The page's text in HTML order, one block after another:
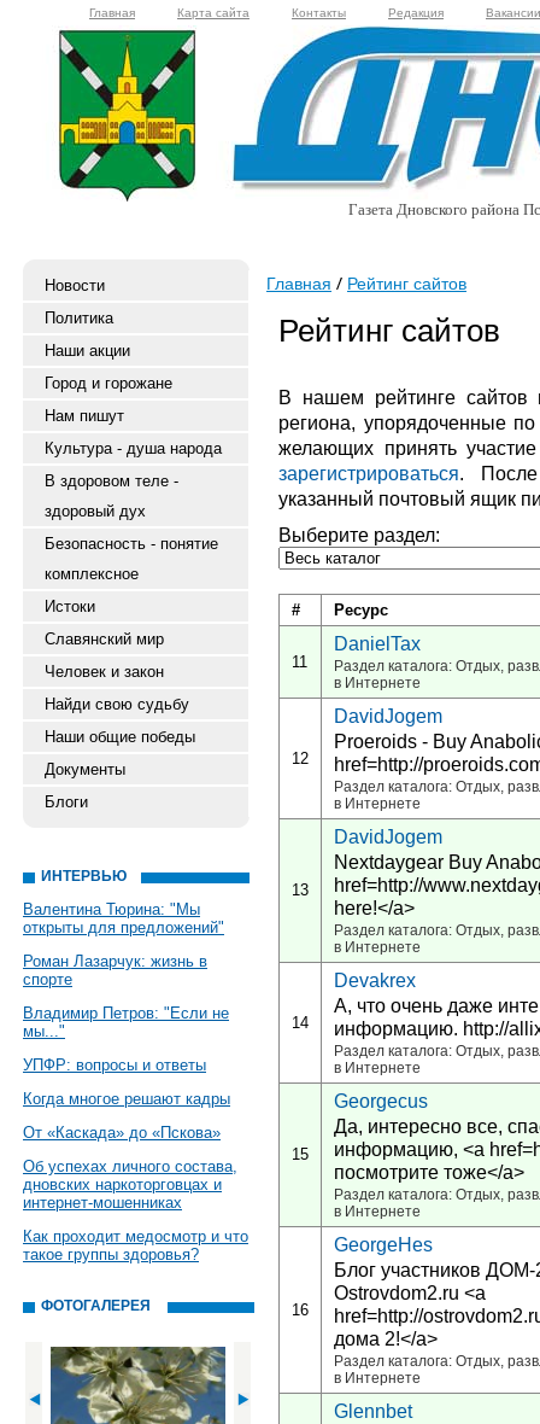
Главная Карта сайта Контакты Редакция Вакансии
Газета Дновского района
Новости
Политика
Наши акции
Город и горожане
Нам пишут
Культура - душа народа
В здоровом теле -
здоровый дух
Безопасность - понятие
комплексное
Истоки
Славянский мир
Человек и закон
Найди свою судьбу
Наши общие победы
Документы
Блоги
ИНТЕРВЬЮ
Валентина Тюрина: "Мы
открыты для предложений"
Роман Лазарчук: жизнь в
спорте
Владимир Петров: "Если не
мы..."
УПФР: вопросы и ответы
Когда многое решают кадры
От «Каскада» до «Пскова»
Об успехах личного состава,
дновских наркоторговцах и
интернет-мошенниках
Как проходит медосмотр и что
такое группы здоровья?
ФОТОГАЛЕРЕЯ
Главная Рейтинг сайтов
Рейтинг сайтов
В нашем рейтинге
региона, упорядоченные
желающих принять
зарегистрироваться. После
указанный почтовый ящик
Выберите раздел:
# Ресурс
11
DanielTax
Раздел каталога: Отдых,
в Интернете
12
DavidJogem
Proeroids - Buy
href=http://
Раздел каталога: Отдых,
в Интернете
13
DavidJogem
Nextdaygear Buy
href=http://
here!</a>
Раздел каталога: Отдых,
в Интернете
14
Devakrex
А, что очень даже
информацию. http://
Раздел каталога: Отдых,
в Интернете
15
Georgecus
Да, интересно все,
информацию, <a
посмотрите тоже</a>
Раздел каталога: Отдых,
в Интернете
16
GeorgeHes
Блог участников
Ostrovdom2.ru <a
href=http://
дома 2!</a>
Раздел каталога: Отдых,
в Интернете
Glennbet